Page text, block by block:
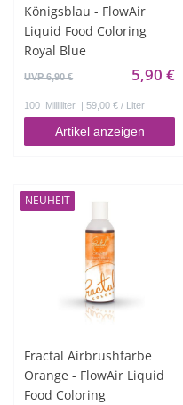
Königsblau - FlowAir
Liquid Food Coloring
Royal Blue
UVP 6,90 € 5,90 €
100 Milliliter | 59,00 € / Liter
Artikel anzeigen
NEUHEIT
Fractal Airbrushfarbe
Orange - FlowAir Liquid
Food Coloring